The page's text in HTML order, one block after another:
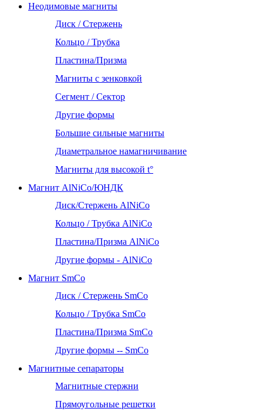
Неодимовые магниты
Диск / Стержень
Кольцо / Трубка
Пластина/Призма
Магниты с зенковкой
Сегмент / Сектор
Другие формы
Большие сильные магниты
Диаметральное намагничивание
Магниты для высокой t°
Магнит AlNiCo/ЮНДК
Диск/Стержень AlNiCo
Кольцо / Трубка AlNiCo
Пластина/Призма AlNiCo
Другие формы - AlNiCo
Магнит SmCo
Диск / Стержень SmCo
Кольцо / Трубка SmCo
Пластина/Призма SmCo
Другие формы -- SmCo
Магнитные сепараторы
Магнитные стержни
Прямоугольные решетки